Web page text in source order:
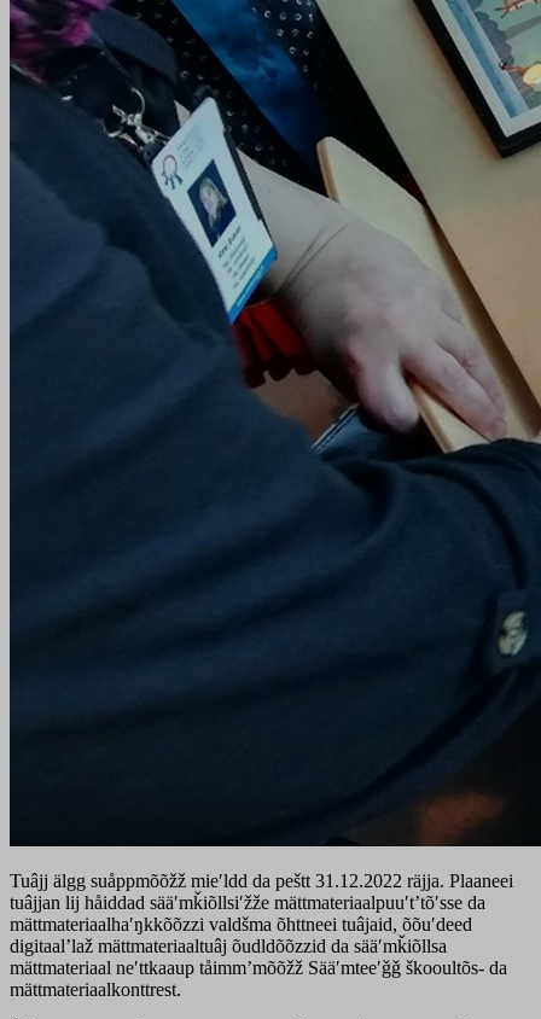
Tuâjj älgg suåppmõõžž mieʹldd da peštt 31.12.2022 räjja. Plaaneei
tuâjjan lij håiddad sääʹmǩiõllsiʹžže mättmateriaalpuuʹtʼtõʹsse da
mättmateriaalhaʹŋkkõõzzi valdšma õhttneei tuâjaid, õõuʹdeed
digitaalʼlaž mättmateriaaltuâj õudldõõzzid da sääʹmǩiõllsa
mättmateriaal neʹttkaaup tåimmʼmõõžž Sääʹmteeʹǧǧ škooultõs- da
mättmateriaalkonttrest.